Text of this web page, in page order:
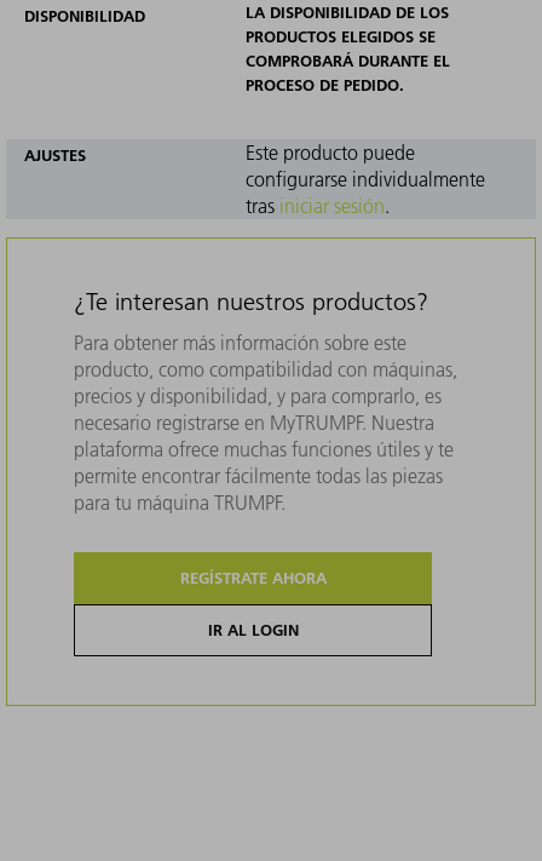
DISPONIBILIDAD
LA DISPONIBILIDAD DE LOS
PRODUCTOS ELEGIDOS SE
COMPROBARÁ DURANTE EL
PROCESO DE PEDIDO.
AJUSTES
Este producto puede
configurarse individualmente
tras iniciar sesión.
¿Te interesan nuestros productos?
Para obtener más información sobre este
producto, como compatibilidad con máquinas,
precios y disponibilidad, y para comprarlo, es
necesario registrarse en MyTRUMPF. Nuestra
plataforma ofrece muchas funciones útiles y te
permite encontrar fácilmente todas las piezas
para tu máquina TRUMPF.
REGÍSTRATE AHORA
IR AL LOGIN